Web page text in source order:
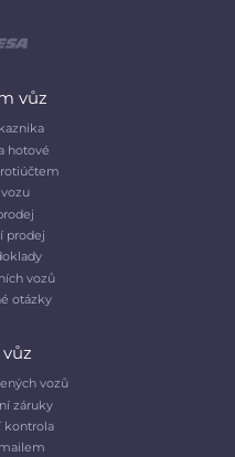
vůz
hotové
prodej
vozů
otázky
vozů
záruky
kontrola